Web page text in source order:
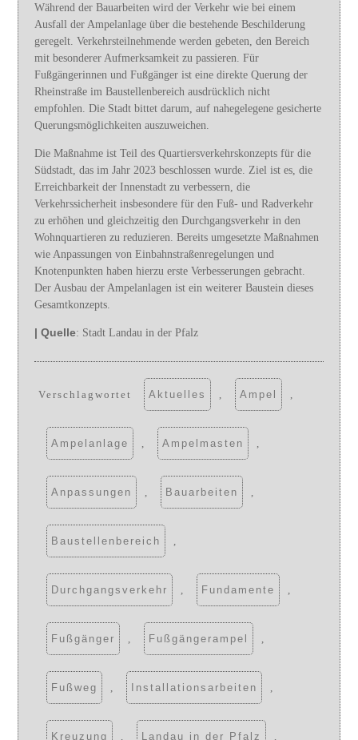
Während der Bauarbeiten wird der Verkehr wie bei einem
Ausfall der Ampelanlage über die bestehende Beschilderung
geregelt. Verkehrsteilnehmende werden gebeten, den Bereich
mit besonderer Aufmerksamkeit zu passieren. Für
Fußgängerinnen und Fußgänger ist eine direkte Querung der
Rheinstraße im Baustellenbereich ausdrücklich nicht
empfohlen. Die Stadt bittet darum, auf nahegelegene gesicherte
Querungsmöglichkeiten auszuweichen.
Die Maßnahme ist Teil des Quartiersverkehrskonzepts für die
Südstadt, das im Jahr 2023 beschlossen wurde. Ziel ist es, die
Erreichbarkeit der Innenstadt zu verbessern, die
Verkehrssicherheit insbesondere für den Fuß- und Radverkehr
zu erhöhen und gleichzeitig den Durchgangsverkehr in den
Wohnquartieren zu reduzieren. Bereits umgesetzte Maßnahmen
wie Anpassungen von Einbahnstraßenregelungen und
Knotenpunkten haben hierzu erste Verbesserungen gebracht.
Der Ausbau der Ampelanlagen ist ein weiterer Baustein dieses
Gesamtkonzepts.
| Quelle: Stadt Landau in der Pfalz
Verschlagwortet Aktuelles Ampel
Ampelanlage Ampelmasten
Anpassungen Bauarbeiten
Baustellenbereich
Durchgangsverkehr Fundamente
Fußgänger Fußgängerampel
Fußweg Installationsarbeiten
Kreuzung Landau in der Pfalz